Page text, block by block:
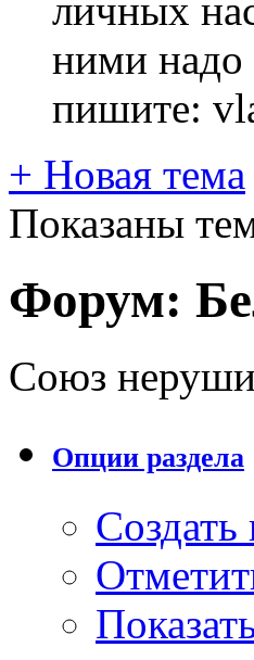
личных
ними надо
пишите:
+ Новая тема
Показаны
Форум:
Союз
Опции раздела